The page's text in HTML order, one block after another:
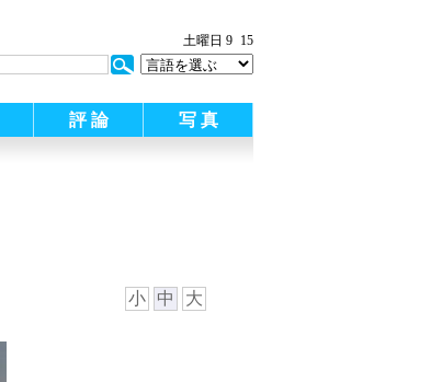
土曜日 9 15
評 論 写 真
小 中 大